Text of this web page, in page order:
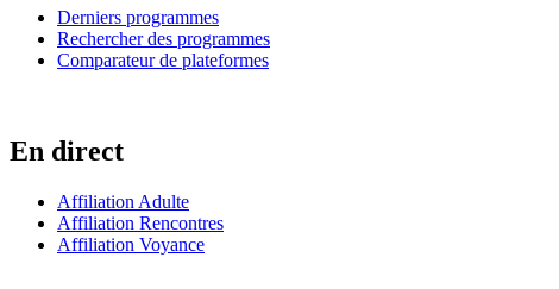
Derniers programmes
Rechercher des programmes
Comparateur de plateformes
En direct
Affiliation Adulte
Affiliation Rencontres
Affiliation Voyance